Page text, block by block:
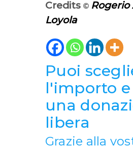
Credits ©
Loyola
Puoi
l'importo
una
libera
Grazie alla